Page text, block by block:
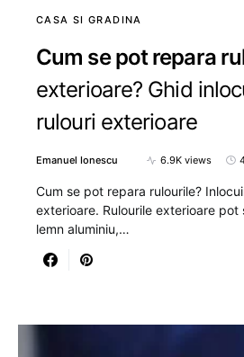
CASA SI GRADINA
Cum se pot repara
exterioare? Ghid
rulouri exterioare
Emanuel Ionescu 6.9K views
Cum se pot repara rulourile?
exterioare. Rulourile exterioare
lemn aluminiu,…